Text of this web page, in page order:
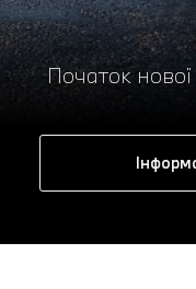
Початок